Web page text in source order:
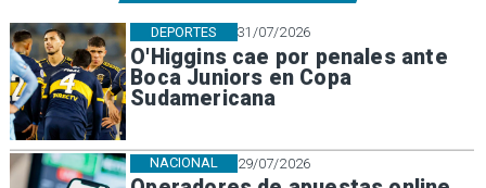
31/07/2026
O'Higgins cae por penales ante
Boca Juniors en Copa
Sudamericana
DEPORTES
29/07/2026
NACIONAL